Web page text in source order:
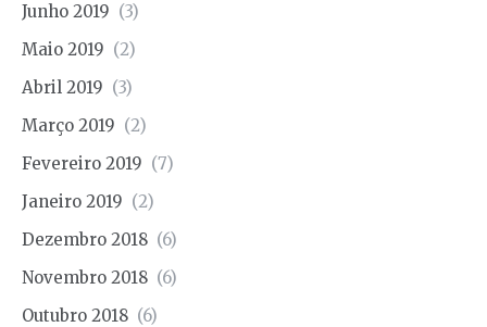
Junho 2019 (3)
Maio 2019 (2)
Abril 2019 (3)
Março 2019 (2)
Fevereiro 2019 (7)
Janeiro 2019 (2)
Dezembro 2018 (6)
Novembro 2018 (6)
Outubro 2018 (6)